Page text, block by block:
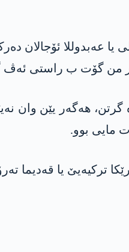
عه‌بدوللا ئۆجالان
من گۆت ب راستی ئەڤ
هەگەر یێن وان
مایی بوو.
ترکیەیێ یا قەدیما